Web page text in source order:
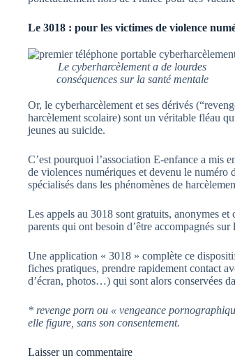
Le 3018 : pour les victimes de violence
Le cyberharcèlement a de lourdes
conséquences sur la santé mentale
Or, le cyberharcèlement et ses dérivés
harcèlement scolaire) sont un véritable fléau
jeunes au suicide.
C’est pourquoi l’association E-enfance a mis
de violences numériques et devenu le
spécialisés dans les phénomènes de
Les appels au 3018 sont gratuits, anonymes
parents qui ont besoin d’être accompagnés
Une application « 3018 » complète ce
fiches pratiques, prendre rapidement contact
d’écran, photos…) qui sont alors conservées
* revenge porn ou « vengeance
elle figure, sans son consentement.
Laisser un commentaire